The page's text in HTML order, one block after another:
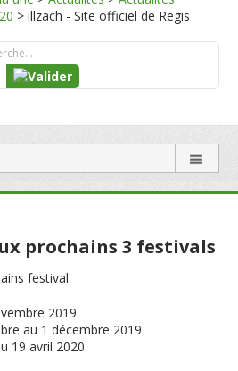
> illzach - Site officiel de Regis
prochains 3 festivals
festival
2019
au 1 décembre 2019
19 avril 2020